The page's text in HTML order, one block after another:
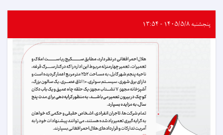
پنجشنبه ۱۴۰۵/۵/۸ - ۱۳:۵۴